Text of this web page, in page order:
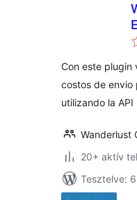
Con este plugin
costos de envio
utilizando la
Wanderlust
20+ aktív
Tesztelve: